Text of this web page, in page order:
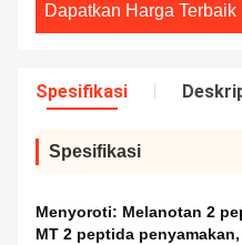
Dapatkan Harga Terbaik
Spesifikasi
Spesifikasi
Menyoroti: Melanotan 2
MT 2 peptida penyamakan,